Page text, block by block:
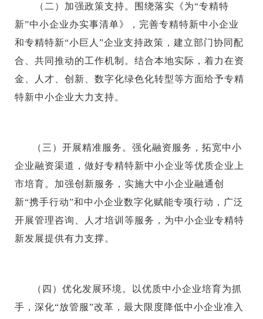
（二）加强政策支持。围绕落实《为“专精特
新”中小企业办实事清单》，完善专精特新中小企业
和专精特新“小巨人”企业支持政策，建立部门协同配
合、共同推动的工作机制。结合本地实际，着力在资
金、人才、创新、数字化绿色化转型等方面给予专精
特新中小企业大力支持。
（三）开展精准服务。强化融资服务，拓宽中小
企业融资渠道，做好专精特新中小企业等优质企业上
市培育。加强创新服务，实施大中小企业融通创
新“携手行动”和中小企业数字化赋能专项行动，广泛
开展管理咨询、人才培训等服务，为中小企业专精特
新发展提供有力支撑。
（四）优化发展环境。以优质中小企业培育为抓
手，深化“放管服”改革，最大限度降低中小企业准入